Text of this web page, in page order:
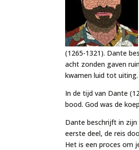
(1265-1321). Dante
acht zonden gaven
kwamen luid tot uiting.
In de tijd van Dante
bood. God was de
Dante beschrijft in
eerste deel, de reis
Het is een proces om